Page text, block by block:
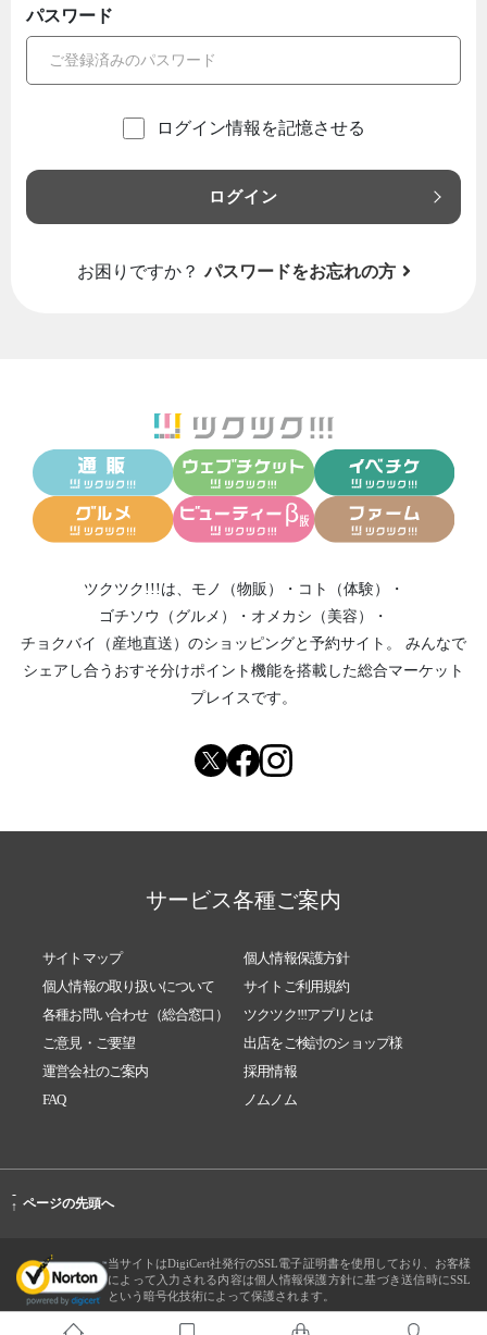
パスワード
ログイン情報を記憶させる
ログイン
お困りですか？ パスワードをお忘れの方
ツクツク!!!は、 モノ（物販） ・ コト（体験）
・
ゴチソウ（グルメ）
・ オメカシ（美容）
・
チョクバイ（産地直送） のショッピングと予約サイト。
みんなで
シェアし合う おすそ分けポイント機能を搭載した総合マーケット
プレイスです。
サービス各種ご案内
サイトマップ
個人情報保護方針
個人情報の取り扱いについて
サイトご利用規約
各種お問い合わせ（総合窓口）
ツクツク!!!アプリとは
ご意見・ご要望
出店をご検討のショップ様
運営会社のご案内
採用情報
FAQ
ノムノム
-
↑ ページの先頭へ
当サイトはDigiCert社発行のSSL電子証明書を使用しており、お客様
によって入力される内容は個人情報保護方針に基づき送信時にSSL
という暗号化技術によって保護されます。